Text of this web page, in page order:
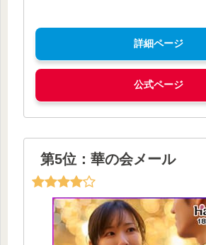
詳細ページ
公式ページ
第5位：華の会メール